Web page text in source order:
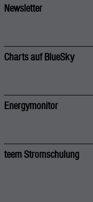
Newsletter
Charts auf BlueSky
Energymonitor
teem Stromschulung